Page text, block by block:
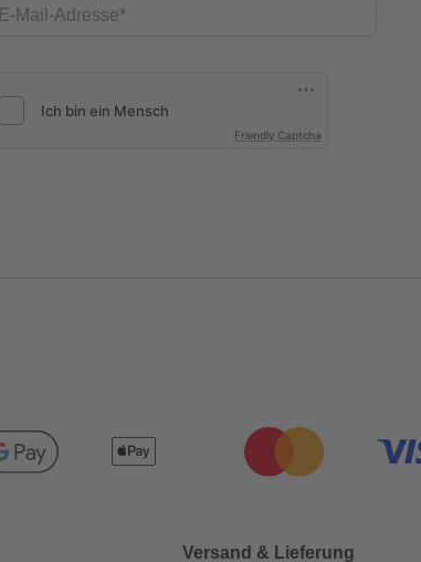
E-Mail-Adresse
Friendly Captcha
Versand & Lieferung